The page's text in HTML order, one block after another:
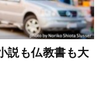
説も仏教書も大